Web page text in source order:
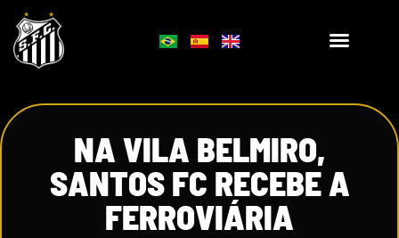
NA VILA BELMIRO,
SANTOS FC RECEBE A
FERROVIÁRIA